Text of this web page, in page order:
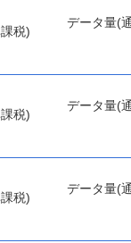
税)
データ量(
税)
データ量(
税)
データ量(